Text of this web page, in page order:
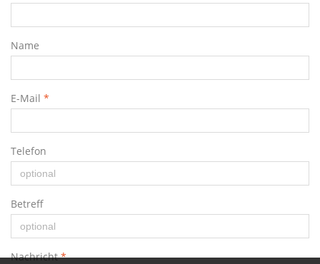
Name
E-Mail *
Telefon
Betreff
Nachricht*